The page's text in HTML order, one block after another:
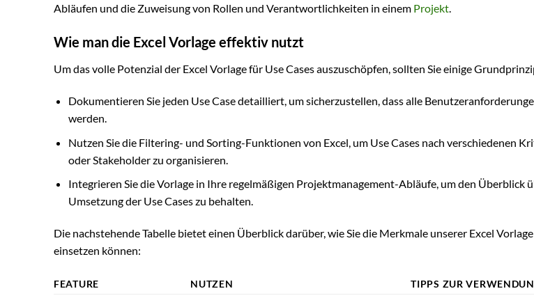
Abläufen und die Zuweisung von Rollen und Verantwortlichkeiten in einem Projekt
Wie man die Excel Vorlage effektiv nutzt
Um das volle Potenzial der Excel Vorlage für Use Cases auszuschöpfen, sollten Sie einige
Dokumentieren Sie jeden Use Case detailliert, um sicherzustellen, dass alle
werden.
Nutzen Sie die Filtering- und Sorting-Funktionen von Excel, um Use Cases nach verschiedenen
oder Stakeholder zu organisieren.
Integrieren Sie die Vorlage in Ihre regelmäßigen Projektmanagement-Abläufe, um den Überblick
Umsetzung der Use Cases zu behalten.
Die nachstehende Tabelle bietet einen Überblick darüber, wie Sie die Merkmale unserer Excel
einsetzen können:
FEATURE NUTZEN
TIPPS ZUR